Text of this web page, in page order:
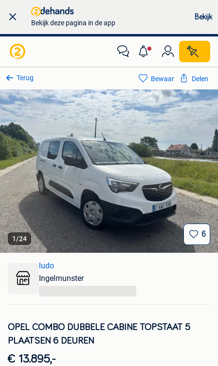
Bekijk deze pagina in de app
Bekijk
Terug
1/24
6
Bewaar Delen
OPEL COMBO DUBBELE CABINE TOPSTAAT 5
PLAATSEN 6 DEUREN
€ 13.895,-
ludo
Ingelmunster